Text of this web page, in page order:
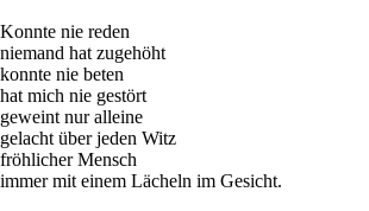
Konnte nie reden
niemand hat zugehöht
konnte nie beten
hat mich nie gestört
geweint nur alleine
gelacht über jeden Witz
fröhlicher Mensch
immer mit einem Lächeln im Gesicht.